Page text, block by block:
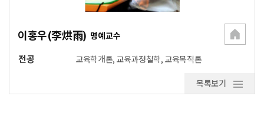
이홍우(李烘雨) 명예교수
전공 교육학개론, 교육과정철학, 교육목적론
목록보기